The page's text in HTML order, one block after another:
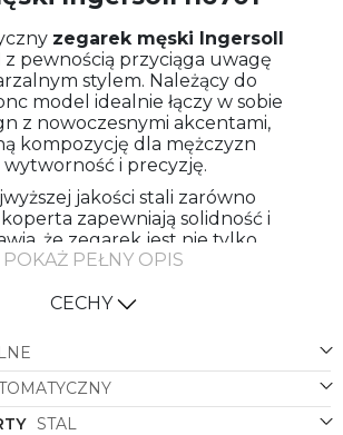
zegarek męski
Ingersoll
z pewnością przyciąga uwagę
stylem. Należący do
model idealnie łączy w sobie
z nowoczesnymi akcentami,
kompozycję dla mężczyzn
wytworność i precyzję.
jakości stali zarówno
zapewniają solidność i
że zegarek jest nie tylko
do stroju, ale także
koperty w formie okręgu jest
i rafinację noszącego.
bransolety, jak i koperty
ponadczasowości i sprawia, że
się z różnorodnymi
POKAŻ PEŁNY OPIS
CECHY
STAL